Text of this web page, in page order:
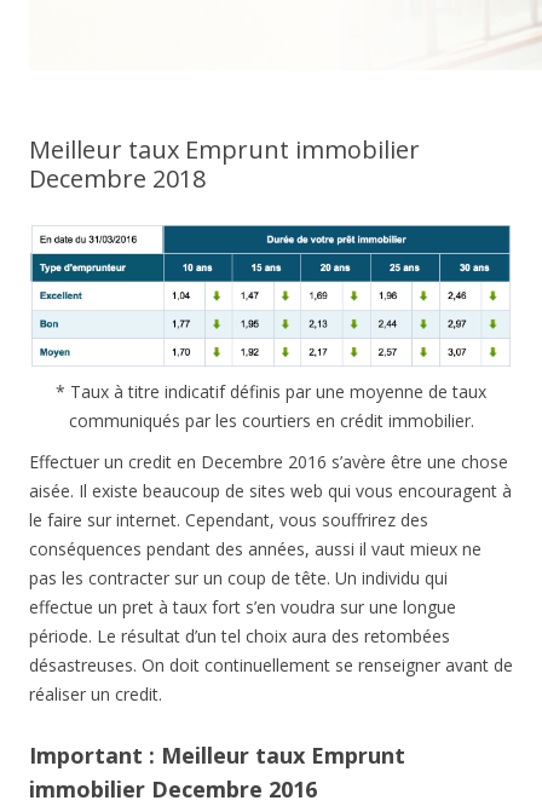
Meilleur taux Emprunt immobilier
Decembre 2018
* Taux à titre indicatif définis par une moyenne de taux
communiqués par les courtiers en crédit immobilier.
Effectuer un credit en Decembre 2016 s’avère être une chose
aisée. Il existe beaucoup de sites web qui vous encouragent à
le faire sur internet. Cependant, vous souffrirez des
conséquences pendant des années, aussi il vaut mieux ne
pas les contracter sur un coup de tête. Un individu qui
effectue un pret à taux fort s’en voudra sur une longue
période. Le résultat d’un tel choix aura des retombées
désastreuses. On doit continuellement se renseigner avant de
réaliser un credit.
Important : Meilleur taux Emprunt
immobilier Decembre 2016